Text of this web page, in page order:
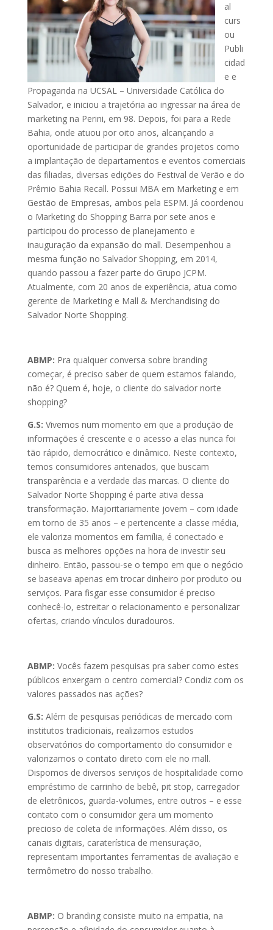
al
curs
ou
Publi
cidad
e e
Propaganda na UCSAL – Universidade Católica do
Salvador, e iniciou a trajetória ao ingressar na área de
marketing na Perini, em 98. Depois, foi para a Rede
Bahia, onde atuou por oito anos, alcançando a
oportunidade de participar de grandes projetos como
a implantação de departamentos e eventos comerciais
das filiadas, diversas edições do Festival de Verão e do
Prêmio Bahia Recall. Possui MBA em Marketing e em
Gestão de Empresas, ambos pela ESPM. Já coordenou
o Marketing do Shopping Barra por sete anos e
participou do processo de planejamento e
inauguração da expansão do mall. Desempenhou a
mesma função no Salvador Shopping, em 2014,
quando passou a fazer parte do Grupo JCPM.
Atualmente, com 20 anos de experiência, atua como
gerente de Marketing e Mall & Merchandising do
Salvador Norte Shopping.
ABMP: Pra qualquer conversa sobre branding
começar, é preciso saber de quem estamos falando,
não é? Quem é, hoje, o cliente do salvador norte
shopping?
G.S: Vivemos num momento em que a produção de
informações é crescente e o acesso a elas nunca foi
tão rápido, democrático e dinâmico. Neste contexto,
temos consumidores antenados, que buscam
transparência e a verdade das marcas. O cliente do
Salvador Norte Shopping é parte ativa dessa
transformação. Majoritariamente jovem – com idade
em torno de 35 anos – e pertencente a classe média,
ele valoriza momentos em família, é conectado e
busca as melhores opções na hora de investir seu
dinheiro. Então, passou-se o tempo em que o negócio
se baseava apenas em trocar dinheiro por produto ou
serviços. Para fisgar esse consumidor é preciso
conhecê-lo, estreitar o relacionamento e personalizar
ofertas, criando vínculos duradouros.
ABMP: Vocês fazem pesquisas pra saber como estes
públicos enxergam o centro comercial? Condiz com os
valores passados nas ações?
G.S: Além de pesquisas periódicas de mercado com
institutos tradicionais, realizamos estudos
observatórios do comportamento do consumidor e
valorizamos o contato direto com ele no mall.
Dispomos de diversos serviços de hospitalidade como
empréstimo de carrinho de bebê, pit stop, carregador
de eletrônicos, guarda-volumes, entre outros – e esse
contato com o consumidor gera um momento
precioso de coleta de informações. Além disso, os
canais digitais, caraterística de mensuração,
representam importantes ferramentas de avaliação e
termômetro do nosso trabalho.
ABMP: O branding consiste muito na empatia, na